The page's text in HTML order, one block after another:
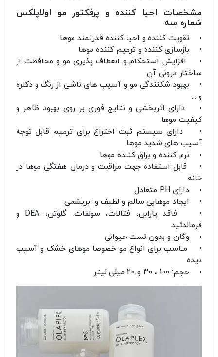
مشخصات احیا کننده و پرفکتور مو اولاپلکس
شماره سه
• تقویت کننده و احیا کننده قدرتمند موها
• بازسازی کننده و ترمیم کننده موها
• افزایش استحکام و انعطاف پذیری مو و محافظت از
ساختار درونی آن
• بهبود شکنندگی مو و آسیب های ناشی از رنگ و دکلره
و ...
• دارای اثربخشی و نتایج فوری بر روی بهبود ظاهر و
کیفیت موها
• دارای سیستم ثبت اختراع برای ترمیم قابل توجه
آسیب های شدید موها
• نرم کننده و براق کننده موها
• قابل استفاده جهت مراقبت و درمان هفتگی موها در
خانه
• دارای PH متعادل
• ایجاد موهایی سالم و لطیف و ابریشمی
• فاقد پارابن، فتالات، سولفات، گلوتن، DEA و
فرمالدئید
• وگان و بدون تست حیوانی
• مناسب برای انواع مو خصوصا موهای خشک و آسیب
دیده
• حجم: 100 ، 30 و 20 میلی لیتر